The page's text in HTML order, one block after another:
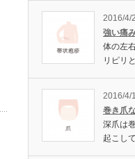
2016/4/
強い痛
体の左
リピリ
2016/4/
巻き爪
深爪は
起こし